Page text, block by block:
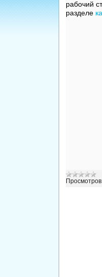
рабочий
разделе